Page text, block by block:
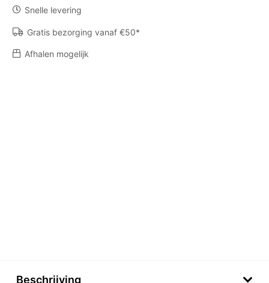
Brons
aantal
Snelle levering
Gratis bezorging vanaf €50*
Afhalen mogelijk
Beschrijving